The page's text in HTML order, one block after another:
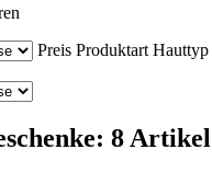
Preis Produktart Hauttyp
8 Artikel